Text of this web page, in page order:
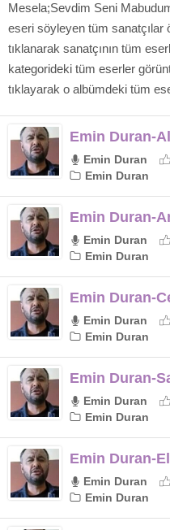
Mesela;Sevdim Seni
eseri söyleyen tüm sanatçılar
tıklanarak sanatçının tüm
kategorideki tüm eserler
tıklayarak o albümdeki tüm
Emin Duran-
Emin Duran
Emin Duran
Emin Duran-
Emin Duran
Emin Duran
Emin Duran-
Emin Duran
Emin Duran
Emin Duran-
Emin Duran
Emin Duran
Emin Duran-
Emin Duran
Emin Duran